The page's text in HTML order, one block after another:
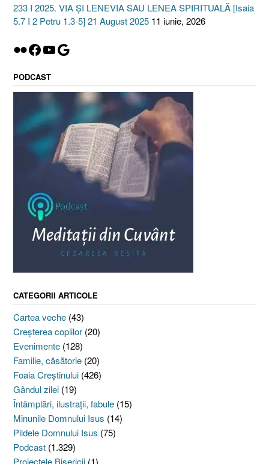
233 I 2025. VIA ȘI LENEVIA SAU LENEA SPIRITUALĂ [Isaia
5.7 I 2 Petru 1.3-5] 21 August 2025 11 iunie, 2026
Flickr
Facebook
YouTube
Google
PODCAST
CATEGORII ARTICOLE
Cartea veche (43)
Creşterea copiilor (20)
Evenimente (128)
Familie, căsătorie (20)
Foaia Creştinului (426)
Gândul zilei (19)
Întâmplări, ilustraţii, fabule (15)
Minunile Domnului Isus (14)
Pildele Domnului Isus (75)
Podcast (1.329)
Proiectele Bisericii (1)